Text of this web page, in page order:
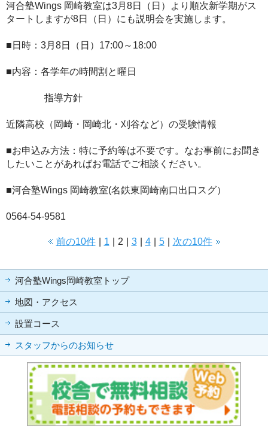
河合塾Wings 岡崎教室は3月8日（日）より順次新学期がス
タートしますが8日（日）にも説明会を実施します。
■日時：3月8日（日）17:00～18:00
■内容：各学年の時間割と曜日
指導方針
近隣高校（岡崎・岡崎北・刈谷など）の受験情報
■お申込み方法：特に予約等は不要です。なお事前にお聞き
したいことがあればお電話でご相談ください。
■河合塾Wings 岡崎教室(名鉄東岡崎南口出口スグ）
0564-54-9581
前の10件 1 2 3 4 5 次の10件
河合塾Wings岡崎教室トップ
地図・アクセス
設置コース
スタッフからのお知らせ